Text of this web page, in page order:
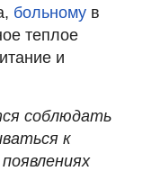
больному в
теплое
и
соблюдать
к